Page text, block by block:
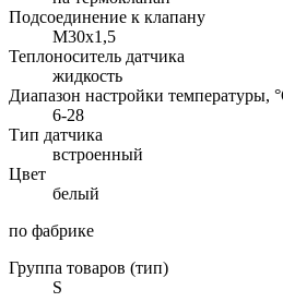
Подсоединение к клапану
M30x1,5
Теплоноситель датчика
жидкость
Диапазон настройки температуры,
6-28
Тип датчика
встроенный
Цвет
белый
по фабрике
Группа товаров (тип)
S